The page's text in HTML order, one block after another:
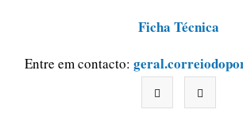
Ficha Técnica
Entre em contacto: